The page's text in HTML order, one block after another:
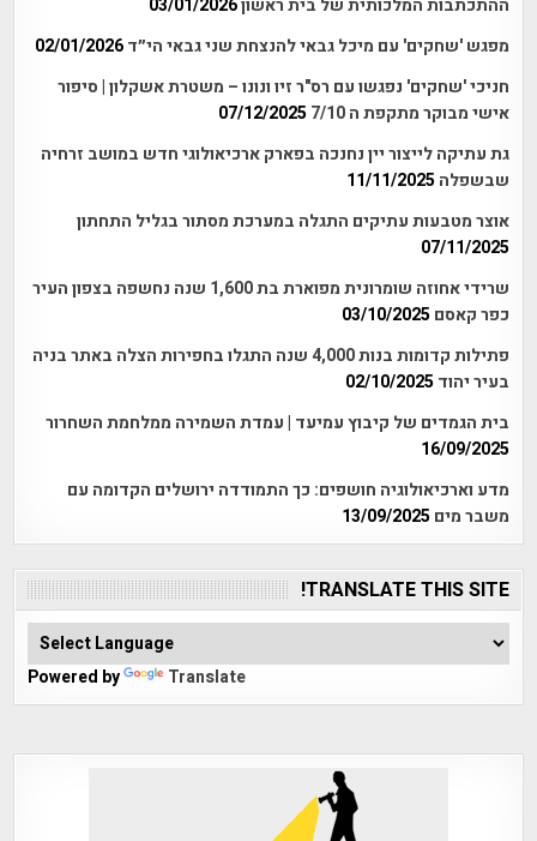
ההתכתבות המלכותית של בית ראשון03/01/2026
מפגש 'שחקים' עם מיכל גבאי להנצחת שני גבאי הי״ד 02/01/2026
חניכי 'שחקים' נפגשו עם רס"ר זיו ונונו – משטרת אשקלון | סיפור
אישי מבוקר מתקפת ה 7/10
07/12/2025
גת עתיקה לייצור יין נחנכה בפארק ארכיאולוגי חדש במושב זרחיה
שבשפלה 11/11/2025
אוצר מטבעות עתיקים התגלה במערכת מסתור בגליל התחתון
07/11/2025
שרידי אחוזה שומרונית מפוארת בת 1,600 שנה נחשפה בצפון העיר
כפר קאסם 03/10/2025
פתילות קדומות בנות 4,000 שנה התגלו בחפירות הצלה באתר בניה
בעיר יהוד 02/10/2025
בית הגמדים של קיבוץ עמיעד | עמדת השמירה ממלחמת השחרור
16/09/2025
מדע וארכיאולוגיה חושפים: כך התמודדה ירושלים הקדומה עם
משבר מים 13/09/2025
TRANSLATE THIS SITE!
Powered by Translate